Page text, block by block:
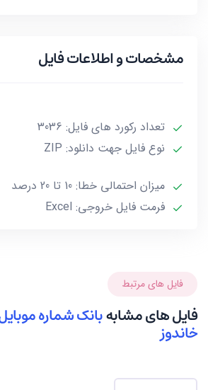
و حجم این فایل کمتر از 9KB است.
حداکثر 20 درصد خطا داشته باشند.***
مشخصات و اطلاعات فایل
تعداد رکورد های فایل: 3036
نوع فایل جهت دانلود: ZIP
میزان احتمالی خطا: 10 تا 20 درصد
فرمت فایل خروجی: Excel
فایل های مرتبط
فایل های مشابهبانک شماره
خاندوز